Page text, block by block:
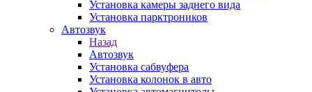
Установка камеры заднего вида
Установка парктроников
Автозвук
Назад
Автозвук
Установка сабвуфера
Установка колонок в авто